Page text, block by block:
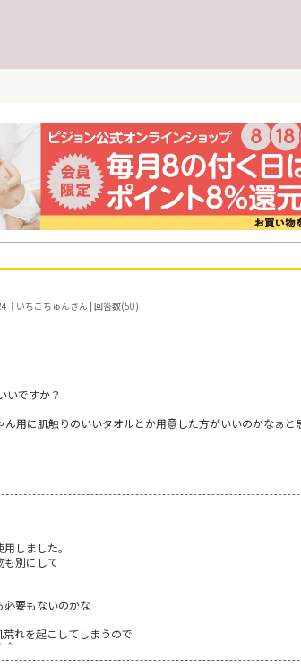
｜いちごちゅんさん | 回答数(50)
いですか？
用に肌触りのいいタオルとか用意した方がいいのかなぁと
しました。
も別にして
必要もないのかな
れを起こしてしまうので